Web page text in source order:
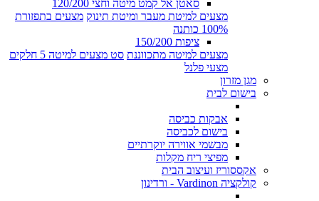
סאטן אל קמט מיטה וחצי 120/200
מצעים למיטת מעבר ומיטת תינוק מצעים בתפזורת
100% כותנה
ציפות 150/200
מצעים למיטה מתכווננת סט מצעים למיטה 5 חלקים
מצעי פלנל
מגן מזרון
בישום לבית
אבקות כביסה
בישום לכביסה
מבשמי אווירה יוקרתיים
מפיצי ריח מקלות
אקססוריז ועיצוב הבית
קולקציה Vardinon - ורדינון